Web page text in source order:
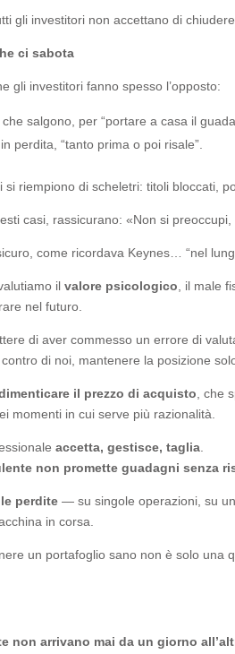
gli investitori non accettano di
ci sabota
gli investitori fanno spesso l’opposto:
salgono, per “portare a casa il
perdita, “tanto prima o poi risale”.
si riempiono di scheletri: titoli bloccati,
casi, rassicurano: «Non si
come ricordava Keynes… “nel
il valore psicologico, il male
nel futuro.
di aver commesso un errore di
di noi, mantenere la posizione
il prezzo di acquisto, che
momenti in cui serve più razionalità.
accetta, gestisce, taglia.
non promette guadagni senza
perdite — su singole operazioni, su
in corsa.
un portafoglio sano non è solo una
non arrivano mai da un giorno